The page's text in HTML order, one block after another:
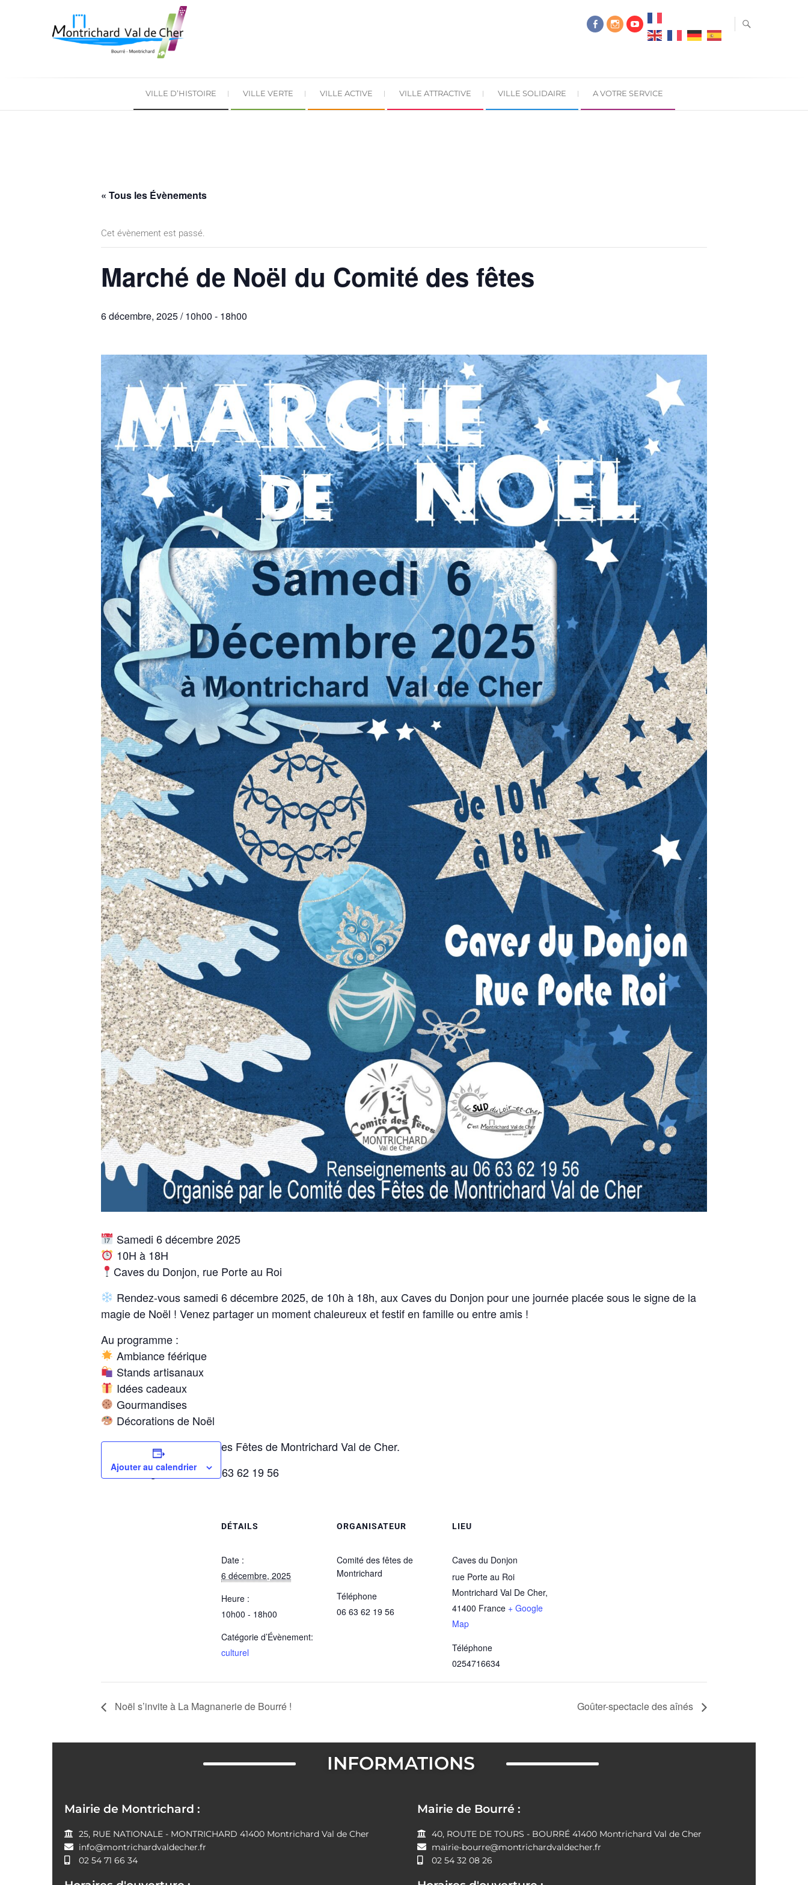
VILLE D’HISTOIRE VILLE VERTE VILLE ACTIVE VILLE ATTRACTIVE VILLE SOLIDAIRE A VOTRE SERVICE
« Tous les Évènements
Cet évènement est passé.
Marché de Noël du Comité des fêtes
6 décembre, 2025 / 10h00 - 18h00
Samedi 6 décembre 2025
10H à 18H
Caves du Donjon, rue Porte au Roi
Rendez-vous samedi 6 décembre 2025, de 10h à 18h, aux Caves du Donjon pour une journée placée sous le signe de la
magie de Noël ! Venez partager un moment chaleureux et festif en famille ou entre amis !
Au programme :
Ambiance féérique
Stands artisanaux
Idées cadeaux
Gourmandises
Décorations de Noël
Organisé par le Comité des Fêtes de Montrichard Val de Cher.
Renseignements : 06 63 62 19 56
Ajouter au calendrier
DÉTAILS
Date :
6 décembre, 2025
Heure :
10h00 - 18h00
Catégorie d’Évènement:
culturel
ORGANISATEUR
Comité des fêtes de
Montrichard
Téléphone
06 63 62 19 56
LIEU
Caves du Donjon
rue Porte au Roi
Montrichard Val De Cher,
41400 France + Google
Map
Téléphone
0254716634
Noël s’invite à La Magnanerie de Bourré ! Goûter-spectacle des aînés
INFORMATIONS
Mairie de Montrichard :
25, RUE NATIONALE - MONTRICHARD 41400 Montrichard Val de Cher
info@montrichardvaldecher.fr
02 54 71 66 34
Mairie de Bourré :
40, ROUTE DE TOURS - BOURRÉ 41400 Montrichard Val de Cher
mairie-bourre@montrichardvaldecher.fr
02 54 32 08 26